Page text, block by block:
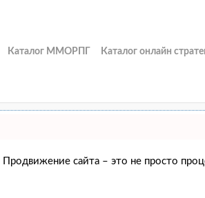
Каталог ММОРПГ Каталог онлайн
сайта – это не просто